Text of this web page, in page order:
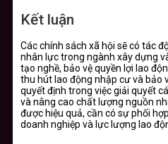
Kết luận
Các chính sách xã hội sẽ có tác
nhân lực trong ngành xây dựng
tạo nghề, bảo vệ quyền lợi lao
thu hút lao động nhập cư và bảo
quyết định trong việc giải quyết
và nâng cao chất lượng nguồn
được hiệu quả, cần có sự phối
doanh nghiệp và lực lượng lao